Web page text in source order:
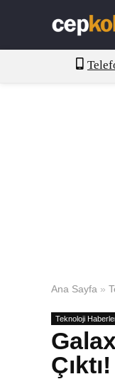
Ana Sayfa »
Teknoloji
Çıktı!